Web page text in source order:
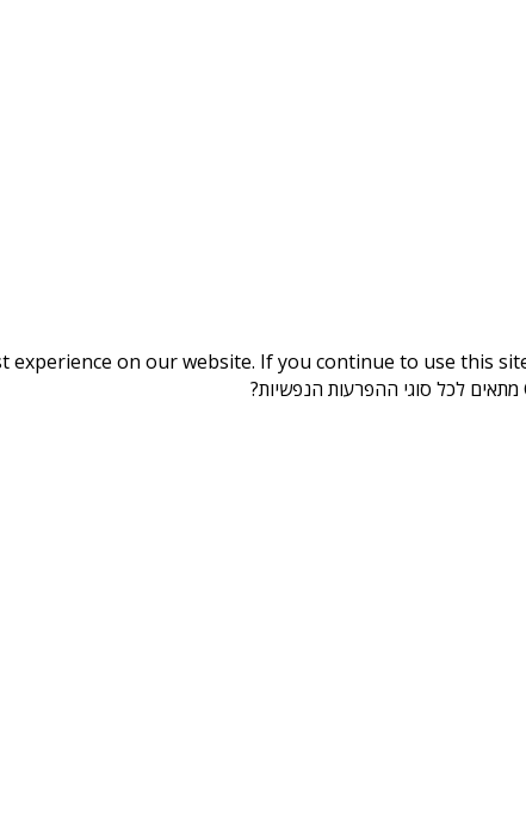
experience on our website. If you continue to use this